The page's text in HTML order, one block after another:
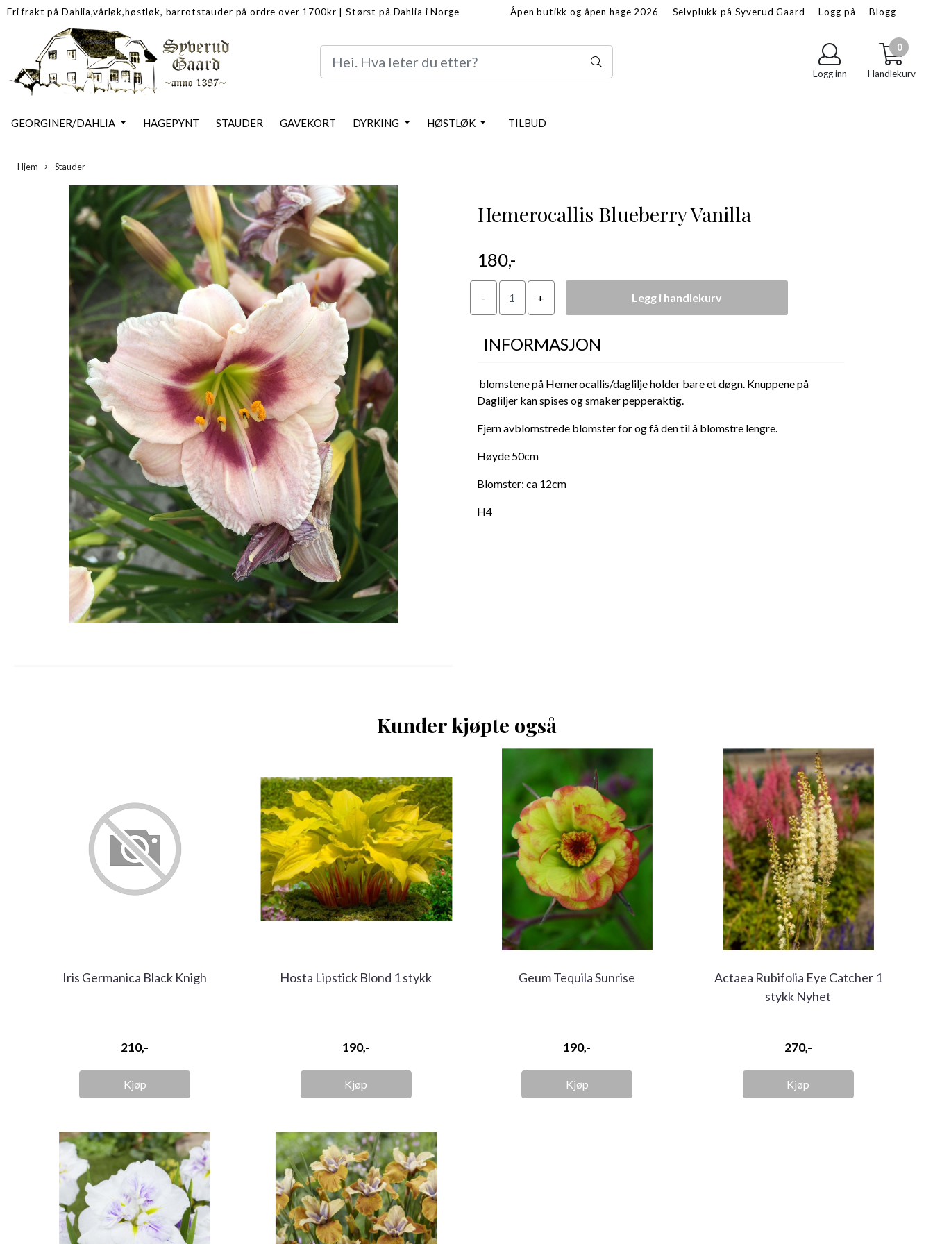
Fri frakt på Dahlia,vårløk,høstløk, barrotstauder på ordre over 1700kr |Størst på Dahlia i Norge Åpen butikk og åpen hage 2026 Selvplukk på Syverud Gaard Logg på
Blogg
Logg inn
0
Handlekurv
GEORGINER/DAHLIA HAGEPYNT STAUDER GAVEKORT DYRKING HØSTLØK TILBUD
Hjem Stauder
Hemerocallis Blueberry Vanilla
180,-
Legg i handlekurv
INFORMASJON
blomstene på Hemerocallis/daglilje holder bare et døgn. Knuppene på
Dagliljer kan spises og smaker pepperaktig.
Fjern avblomstrede blomster for og få den til å blomstre lengre.
Høyde 50cm
Blomster: ca 12cm
H4
Kunder kjøpte også
Iris Germanica Black Knigh
210,-
Kjøp
Hosta Lipstick Blond 1 stykk
190,-
Kjøp
Geum Tequila Sunrise
190,-
Kjøp
Actaea Rubifolia Eye Catcher 1
stykk Nyhet
270,-
Kjøp